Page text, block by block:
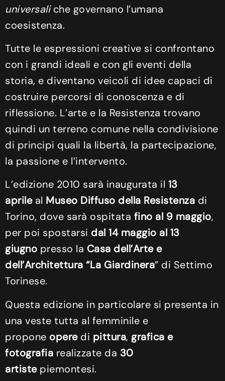
universaliche governano l’umana
coesistenza.
Tutte le espressioni creative si confrontano
con i grandi ideali e con gli eventi della
storia, e diventano veicoli di idee capaci di
costruire percorsi di conoscenza e di
riflessione. L’arte e la Resistenza trovano
quindi un terreno comune nella condivisione
di principi quali la libertà, la partecipazione,
la passione e l’intervento.
L’edizione 2010 sarà inaugurata il 13
aprileal Museo Diffuso della Resistenza di
Torino, dove sarà ospitata fino al 9 maggio,
per poi spostarsi dal 14 maggio al 13
giugno presso la Casa dell’Arte e
dell’Architettura “La Giardinera” di Settimo
Torinese.
Questa edizione in particolare si presenta in
una veste tutta al femminile e
propone operedi pittura, grafica e
fotografia realizzate da 30
artistepiemontesi.